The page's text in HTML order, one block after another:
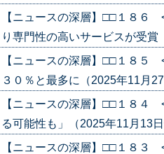
【ニュースの深層】□□１８６
り専門性の高いサービスが受
【ニュースの深層】□□１８５
３０％と最多に（2025年11月
【ニュースの深層】□□１８４
る可能性も」（2025年11月13
【ニュースの深層】□□１８３